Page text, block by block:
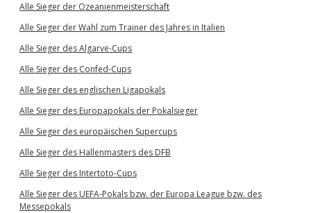
Alle Sieger der Ozeanienmeisterschaft
Alle Sieger der Wahl zum Trainer des Jahres in Italien
Alle Sieger des Algarve-Cups
Alle Sieger des Confed-Cups
Alle Sieger des englischen Ligapokals
Alle Sieger des Europapokals der Pokalsieger
Alle Sieger des europäischen Supercups
Alle Sieger des Hallenmasters des DFB
Alle Sieger des Intertoto-Cups
Alle Sieger des UEFA-Pokals bzw. der Europa League bzw. des
Messepokals